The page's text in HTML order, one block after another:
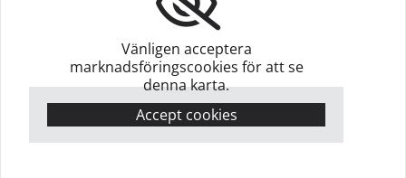
Vänligen acceptera
marknadsföringscookies för att se
denna karta.
Accept cookies